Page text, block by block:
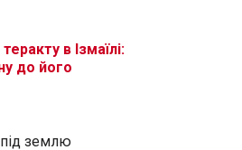
в Ізмаїлі:
до його